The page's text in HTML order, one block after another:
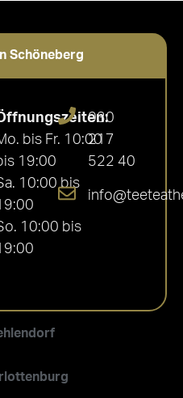
Schöneberg
bis Fr. 10:00
19:00
10:00 bis
10:00 bis
030
217
522 40